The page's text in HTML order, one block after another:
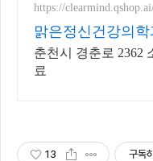
https://
맑은정신건강의학
춘천시 경춘로 2362
료
13 구독